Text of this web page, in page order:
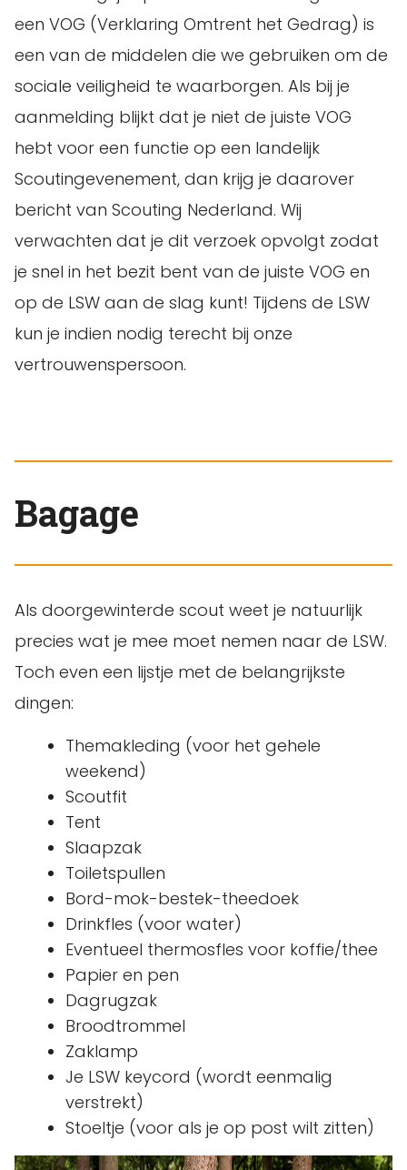
een VOG (Verklaring Omtrent het Gedrag) is
een van de middelen die we gebruiken om de
sociale veiligheid te waarborgen. Als bij je
aanmelding blijkt dat je niet de juiste VOG
hebt voor een functie op een landelijk
Scoutingevenement, dan krijg je daarover
bericht van Scouting Nederland. Wij
verwachten dat je dit verzoek opvolgt zodat
je snel in het bezit bent van de juiste VOG en
op de LSW aan de slag kunt! Tijdens de LSW
kun je indien nodig terecht bij onze
vertrouwenspersoon.
Bagage
Als doorgewinterde scout weet je natuurlijk
precies wat je mee moet nemen naar de LSW.
Toch even een lijstje met de belangrijkste
dingen:
Themakleding (voor het gehele
weekend)
Scoutfit
Tent
Slaapzak
Toiletspullen
Bord-mok-bestek-theedoek
Drinkfles (voor water)
Eventueel thermosfles voor koffie/thee
Papier en pen
Dagrugzak
Broodtrommel
Zaklamp
Je LSW keycord (wordt eenmalig
verstrekt)
Stoeltje (voor als je op post wilt zitten)